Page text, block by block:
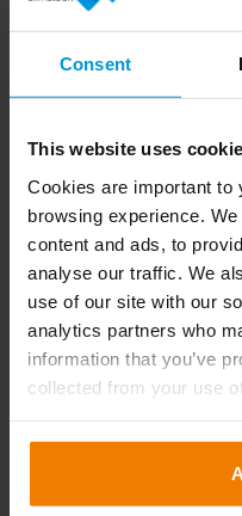
Consent
This website uses
Cookies are important to
browsing experience.
content and ads, to
analyse our traffic. We
use of our site with our
analytics partners who
information that you’ve
collected from your use
In-house helpdesk til